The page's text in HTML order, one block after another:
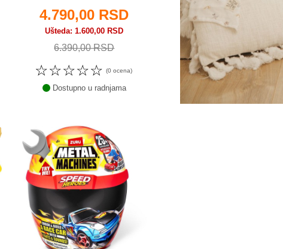
4.790,00 RSD
Ušteda 1.600,00 RSD
6.390,00 RSD
☆
☆
☆
☆
☆ (0 ocena)
Dostupno u radnjama